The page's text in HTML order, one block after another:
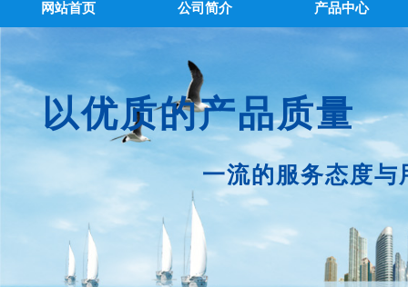
网站首页 公司简介 产品中心
以优质的产品质量
一流的服务态度与